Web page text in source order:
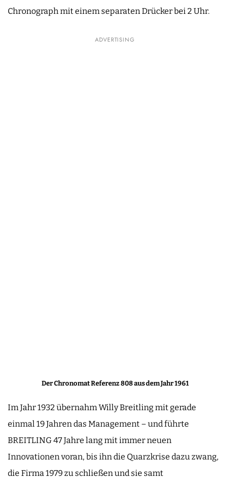
Chronograph mit einem separaten Drücker bei 2 Uhr.
ADVERTISING
Der Chronomat Referenz 808 aus dem Jahr 1961
Im Jahr 1932 übernahm Willy Breitling mit gerade
einmal 19 Jahren das Management – und führte
BREITLING 47 Jahre lang mit immer neuen
Innovationen voran, bis ihn die Quarzkrise dazu zwang,
die Firma 1979 zu schließen und sie samt